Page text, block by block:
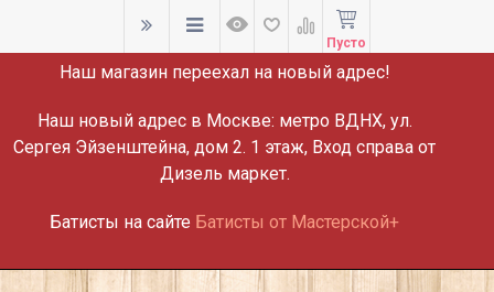
ВНИМАНИЕ!
Наш магазин переехал на новый адрес!
Наш новый адрес в Москве: метро ВДНХ, ул.
Сергея Эйзенштейна, дом 2. 1 этаж, Вход справа от
Дизель маркет.
Батисты на сайте Батисты от Мастерской+
Пусто